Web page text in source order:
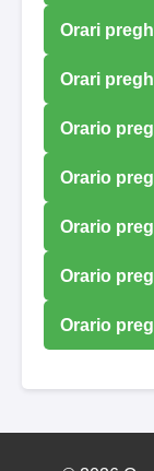
Orari
Orari
Orario
Orario
Orario
Orario
Orario